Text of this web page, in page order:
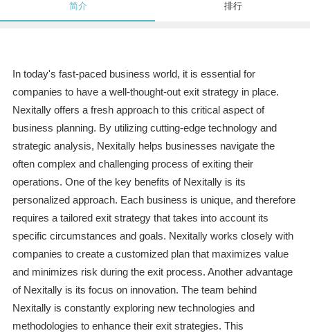
简介 排行
In today's fast-paced business world, it is essential for
companies to have a well-thought-out exit strategy in place.
Nexitally offers a fresh approach to this critical aspect of
business planning. By utilizing cutting-edge technology and
strategic analysis, Nexitally helps businesses navigate the
often complex and challenging process of exiting their
operations. One of the key benefits of Nexitally is its
personalized approach. Each business is unique, and therefore
requires a tailored exit strategy that takes into account its
specific circumstances and goals. Nexitally works closely with
companies to create a customized plan that maximizes value
and minimizes risk during the exit process. Another advantage
of Nexitally is its focus on innovation. The team behind
Nexitally is constantly exploring new technologies and
methodologies to enhance their exit strategies. This